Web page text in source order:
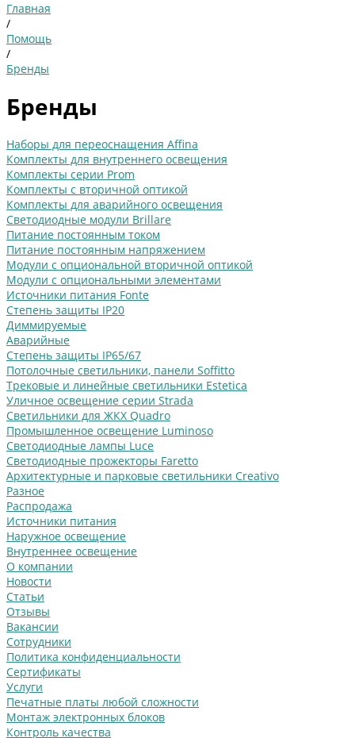
Главная
/
Помощь
/
Бренды
Бренды
Наборы для переоснащения Affina
Комплекты для внутреннего освещения
Комплекты серии Prom
Комплекты с вторичной оптикой
Комплекты для аварийного освещения
Светодиодные модули Brillare
Питание постоянным током
Питание постоянным напряжением
Модули с опциональной вторичной оптикой
Модули с опциональными элементами
Источники питания Fonte
Степень защиты IP20
Диммируемые
Аварийные
Степень защиты IP65/67
Потолочные светильники, панели Soffitto
Трековые и линейные светильники Estetica
Уличное освещение серии Strada
Cветильники для ЖКХ Quadro
Промышленное освещение Luminoso
Светодиодные лампы Luce
Светодиодные прожекторы Faretto
Архитектурные и парковые светильники Creativo
Разное
Распродажа
Источники питания
Наружное освещение
Внутреннее освещение
О компании
Новости
Статьи
Отзывы
Вакансии
Сотрудники
Политика конфиденциальности
Сертификаты
Услуги
Печатные платы любой сложности
Монтаж электронных блоков
Контроль качества